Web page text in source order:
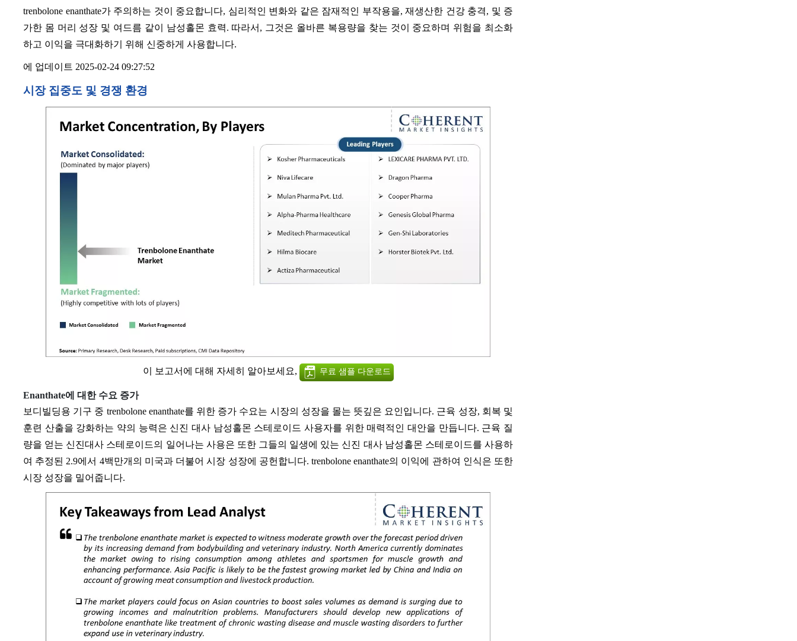
trenbolone enanthate가 주의하는 것이 중요합니다, 심리적인 변화와 같은 잠재적인 부작용을, 재생산한 건강 충격, 및 증
가한 몸 머리 성장 및 여드름 같이 남성홀몬 효력. 따라서, 그것은 올바른 복용량을 찾는 것이 중요하며 위험을 최소화
하고 이익을 극대화하기 위해 신중하게 사용합니다.
에 업데이트 2025-02-24 09:27:52
시장 집중도 및 경쟁 환경
이 보고서에 대해 자세히 알아보세요, 무료 샘플 다운로드
Enanthate에 대한 수요 증가
보디빌딩용 기구 중 trenbolone enanthate를 위한 증가 수요는 시장의 성장을 몰는 뜻깊은 요인입니다. 근육 성장, 회복 및
훈련 산출을 강화하는 약의 능력은 신진 대사 남성홀몬 스테로이드 사용자를 위한 매력적인 대안을 만듭니다. 근육 질
량을 얻는 신진대사 스테로이드의 일어나는 사용은 또한 그들의 일생에 있는 신진 대사 남성홀몬 스테로이드를 사용하
여 추정된 2.9에서 4백만개의 미국과 더불어 시장 성장에 공헌합니다. trenbolone enanthate의 이익에 관하여 인식은 또한
시장 성장을 밀어줍니다.